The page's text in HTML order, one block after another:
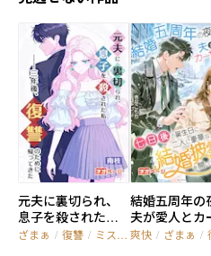
元夫に裏切られ、
息子を殺された私――
三年後、復讐のた
ざまぁ / 復讐 / ミステリー
結婚五周年の
夫が愛人とカ
ッ◯スしてい
爽快 / ざまぁ /